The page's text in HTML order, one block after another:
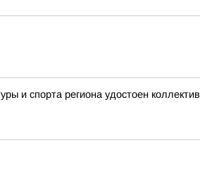
и спорта региона удостоен